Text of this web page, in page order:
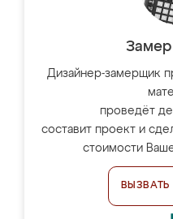
Замер
Дизайнер-замерщик
проведёт
составит проект и
стоимости